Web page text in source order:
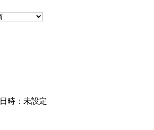
日時：未設定